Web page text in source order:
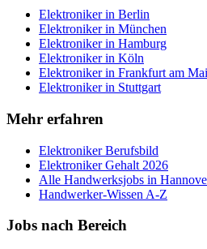
Elektronikerin Berlin
Elektronikerin München
Elektronikerin Hamburg
Elektronikerin Köln
Elektronikerin Frankfurt am
Elektronikerin Stuttgart
Mehr erfahren
ElektronikerBerufsbild
ElektronikerGehalt 2026
Alle Handwerksjobs in
Handwerker-Wissen A-Z
Jobs nach Bereich